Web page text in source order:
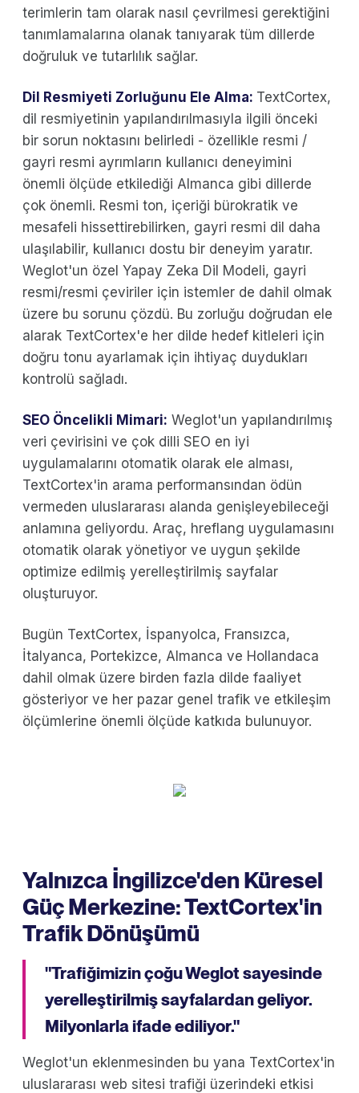
terimlerin tam olarak nasıl çevrilmesi gerektiğini
tanımlamalarına olanak tanıyarak tüm dillerde
doğruluk ve tutarlılık sağlar.
Dil Resmiyeti Zorluğunu Ele Alma: TextCortex,
dil resmiyetinin yapılandırılmasıyla ilgili önceki
bir sorun noktasını belirledi - özellikle resmi /
gayri resmi ayrımların kullanıcı deneyimini
önemli ölçüde etkilediği Almanca gibi dillerde
çok önemli. Resmi ton, içeriği bürokratik ve
mesafeli hissettirebilirken, gayri resmi dil daha
ulaşılabilir, kullanıcı dostu bir deneyim yaratır.
Weglot'un özel Yapay Zeka Dil Modeli, gayri
resmi/resmi çeviriler için istemler de dahil olmak
üzere bu sorunu çözdü. Bu zorluğu doğrudan ele
alarak TextCortex'e her dilde hedef kitleleri için
doğru tonu ayarlamak için ihtiyaç duydukları
kontrolü sağladı.
SEO Öncelikli Mimari: Weglot'un yapılandırılmış
veri çevirisini ve çok dilli SEO en iyi
uygulamalarını otomatik olarak ele alması,
TextCortex'in arama performansından ödün
vermeden uluslararası alanda genişleyebileceği
anlamına geliyordu. Araç, hreflang uygulamasını
otomatik olarak yönetiyor ve uygun şekilde
optimize edilmiş yerelleştirilmiş sayfalar
oluşturuyor.
Bugün TextCortex, İspanyolca, Fransızca,
İtalyanca, Portekizce, Almanca ve Hollandaca
dahil olmak üzere birden fazla dilde faaliyet
gösteriyor ve her pazar genel trafik ve etkileşim
ölçümlerine önemli ölçüde katkıda bulunuyor.
Yalnızca İngilizce'den Küresel
Güç Merkezine: TextCortex'in
Trafik Dönüşümü
"Trafiğimizin çoğu Weglot sayesinde
yerelleştirilmiş sayfalardan geliyor.
Milyonlarla ifade ediliyor."
Weglot'un eklenmesinden bu yana TextCortex'in
uluslararası web sitesi trafiği üzerindeki etkisi